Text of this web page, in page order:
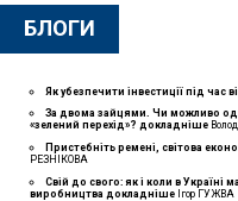
БЛОГИ
Як убезпечити інвестиції під час
За двома зайцями. Чи можливо
«зелений перехід»? докладнiше
Пристебніть ремені, світова
РЕЗНІКОВА
Свій до свого: як і коли в Україні
виробництва докладнiше Ігор ГУЖВА